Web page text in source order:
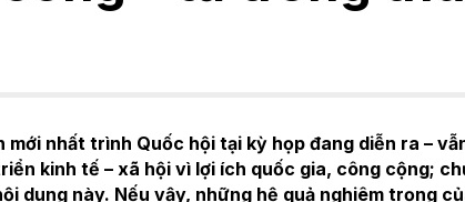
mới nhất trình Quốc hội tại kỳ họp đang diễn ra –
kinh tế – xã hội vì lợi ích quốc gia, công cộng;
dung này. Nếu vậy, những hệ quả nghiêm trọng